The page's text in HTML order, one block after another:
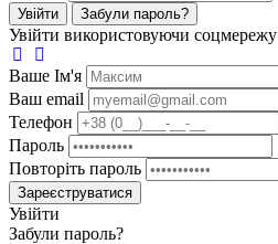
Увійти Забули пароль?
Увійти використовуючи соцмережу
Ваше Iм'я
Ваш email
Телефон
Пароль
Повторіть пароль
Зареєструватися
Увійти
Забули пароль?